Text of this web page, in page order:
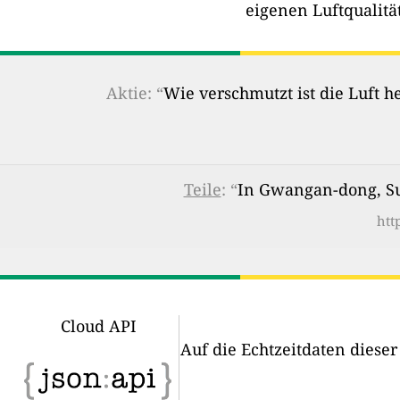
eigenen
Aktie: “Wie verschmutzt ist die Luft
Teile: “In Gwangan-dong,
Cloud API
Auf die Echtzeitdaten